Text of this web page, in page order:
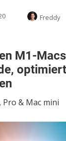
Freddy
M1-
& Mac mini